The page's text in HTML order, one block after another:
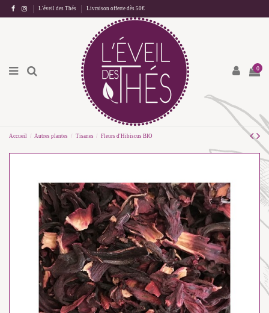
L'éveil des Thés Livraison offerte dès 50€
0
Accueil Autres plantes Tisanes Fleurs d'Hibiscus BIO